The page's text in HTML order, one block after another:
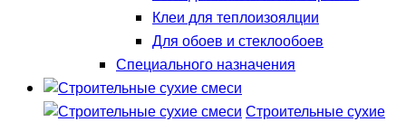
Клеи для теплоизоялции
Для обоев и стеклообоев
Специального назначения
Строительные сухие